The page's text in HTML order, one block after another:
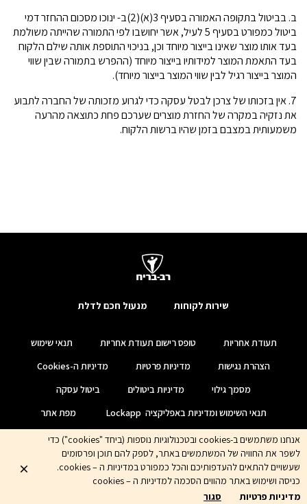
ב. בביטול בתקופה האמורה בסעיף 3(א)(2)ב- ינוכו מסכום ההחזר דמי
ביטול כמפורט בסעיף 5 לעיל, אשר יחושבו לפי התמורה שהייתה משולמת
בעד אותו מוצר שאינו בייצור מיוחד וכן, בניכוי התוספת אותה שילם הלקוח
בעד התאמת המוצר למידותיו בייצור מיוחד (ההפרש בתמורה שבין שווי
המוצר בייצור רגיל לבין שווי המוצר בייצור מיוחד).
7. אין בזכותו של צרכן לבטל עסקה כדי לגרוע מזכותה של החברה לתבוע
את נזקיה במקרה של החזרת מוצרים שערכם פחת כתוצאה מהרעה
משמעותית במצבם בזמן שהיו ברשות הלקוח.
שירות לקוחות מנעול חכם לדלת
תעודת אחריות טופס רישום תעודת אחריות
תנאי שימוש
הצהרת נגישות
מדיניות פרטיות
מדיניות ה-Cookies
מסמך גילוי
מדיניות ביטולים
ביטול עסקה
תנאי השימוש ומדיניות באפליקציה Lockapp
מפת אתר
אנחנו משתמשים ב-cookies ובטכנולוגיות נוספות (ביחד "cookies") כדי
לשפר את החוויה של המשתמשים באתר, לספק להם תוכן ופרסומים
שעשויים להתאים להעדפותיכם והכל כמפורט במדיניות ה – cookies.
כניסה ושימוש באתר מהווים הסכמה למדיניות ה – cookies
מדיניות פרטיות
סגור